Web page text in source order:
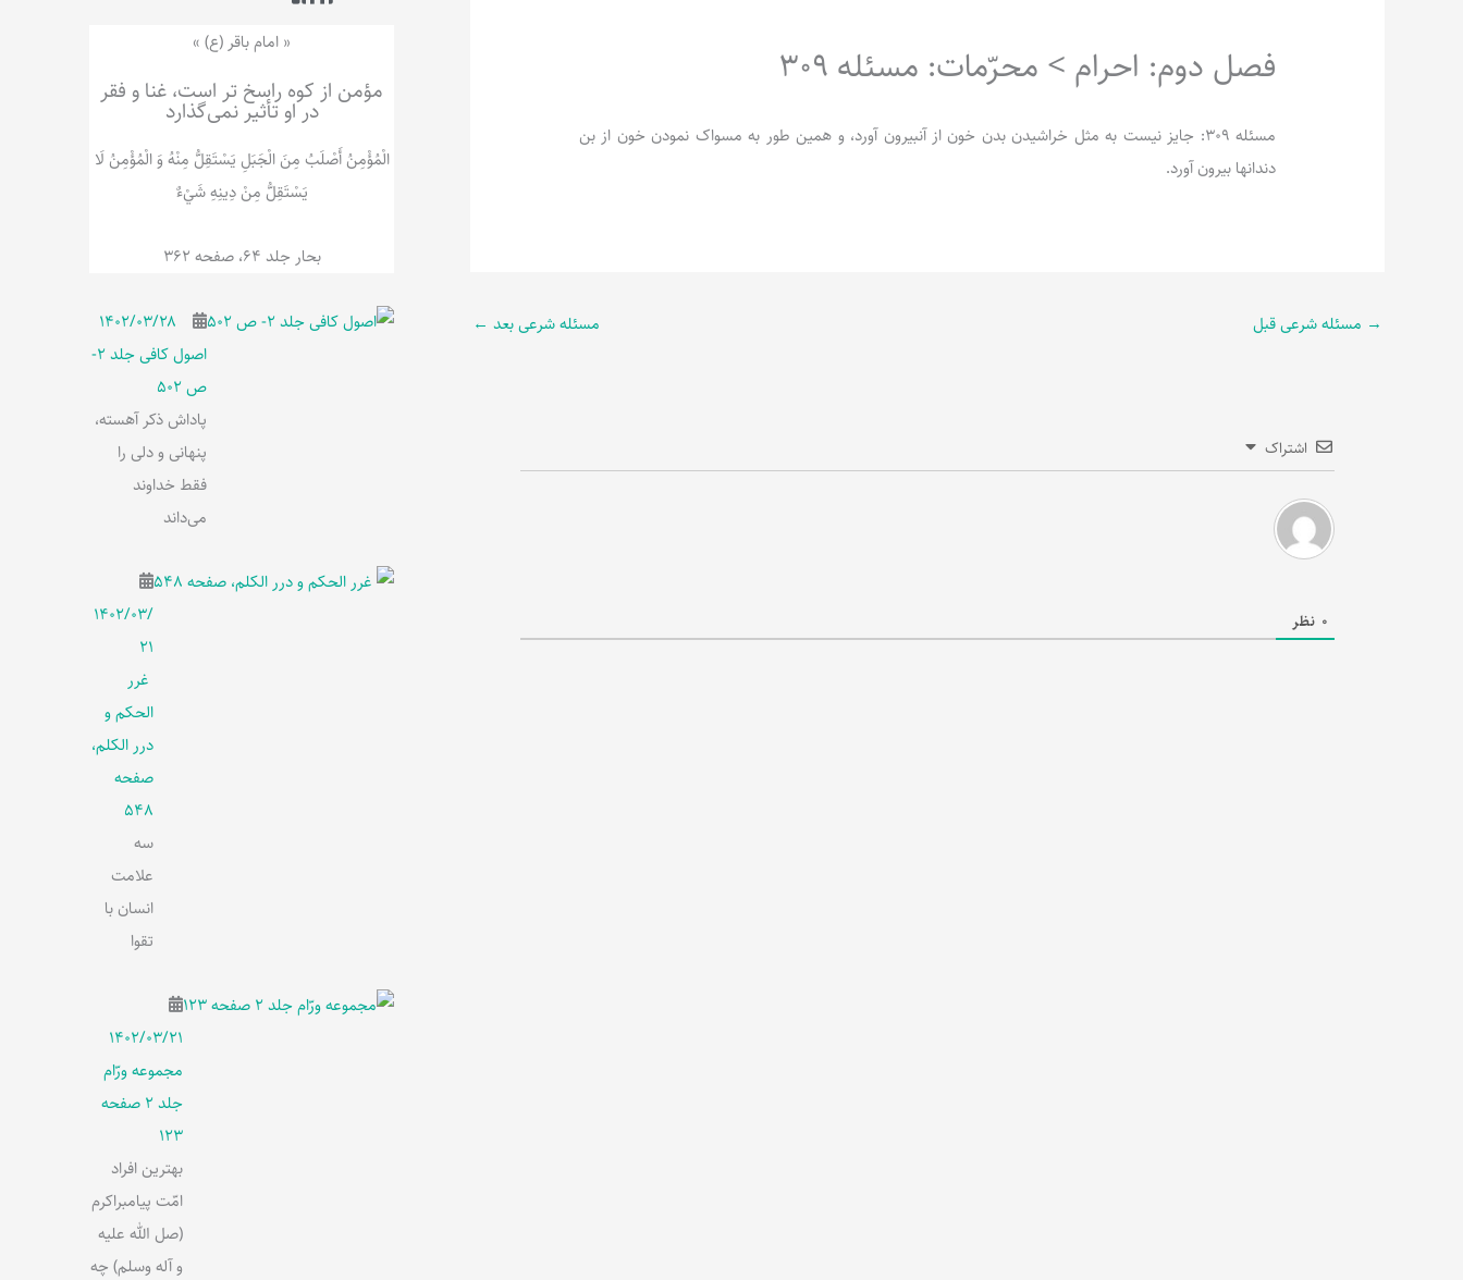
ه
فصل دوم: احرام > محرّمات: مسئله 309
مسئله 309: جایز نیست به مثل خراشیدن بدن خون از آنبیرون آورد، و همین طور به مسواک نمودن خون از بن
دندانها بیرون آورد.
→ مسئله شرعی قبل مسئله شرعی بعد ←
اشتراک
0 نظر
« امام باقر (ع) »
مؤمن از کوه راسخ تر است، غنا و فقر
در او تأثیر نمی‌گذارد
الْمُؤْمِنُ‌ أَصْلَبُ‌ مِنَ‌ الْجَبَلِ‌ یَسْتَقِلُّ مِنْهُ وَ الْمُؤْمِنُ لَا
يَسْتَقِلُّ مِنْ دِينِهِ شَيْ‌ءٌ
بحار جلد 64، صفحه 362
۱۴۰۲/۰۳/۲۸
اصول کافی جلد 2-
ص 502
پاداش ذکر آهسته،
پنهانی و دلی را
فقط خداوند
می‌داند
۱۴۰۲/۰۳/
۲۱
غرر
الحکم و
درر الکلم،
صفحه
548
سه
علامت
انسان با
تقوا
۱۴۰۲/۰۳/۲۱
مجموعه ورّام
جلد 2 صفحه
123
بهترین افراد
امّت پیامبراکرم
(صل الله علیه
و آله وسلم) چه